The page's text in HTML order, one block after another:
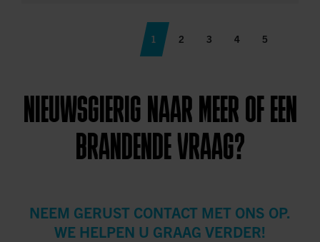
1 2 3 4 5
NIEUWSGIERIG NAAR MEER OF EEN
BRANDENDE VRAAG?
NEEM GERUST CONTACT MET ONS OP.
WE HELPEN U GRAAG VERDER!